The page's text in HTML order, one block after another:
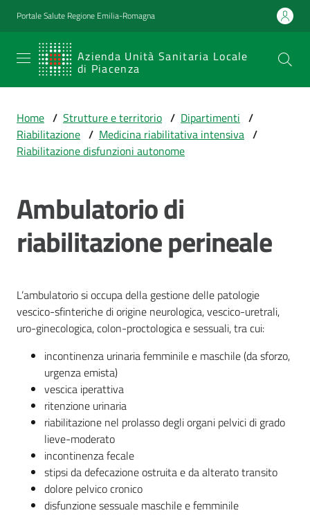
Vai al contenuto
Vai alla navigazione
Vai al footer
Portale Salute Regione Emilia-Romagna
Azienda Unità Sanitaria Locale
di Piacenza
SERVIZIO
SANITARIO
Emilia-
Romagna
Prestazioni
di
cura
fare
per...
Strutture
territorio
Home / Strutture e territorio / Dipartimenti /
Riabilitazione / Medicina riabilitativa intensiva /
Riabilitazione disfunzioni autonome
Ambulatorio di
riabilitazione perineale
L’ambulatorio si occupa della gestione delle patologie
vescico-sfinteriche di origine neurologica, vescico-uretrali,
uro-ginecologica, colon-proctologica e sessuali, tra cui:
incontinenza urinaria femminile e maschile (da sforzo,
urgenza emista)
vescica iperattiva
ritenzione urinaria
riabilitazione nel prolasso degli organi pelvici di grado
lieve-moderato
incontinenza fecale
stipsi da defecazione ostruita e da alterato transito
dolore pelvico cronico
disfunzione sessuale maschile e femminile